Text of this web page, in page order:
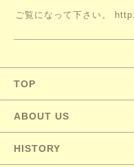
ご覧になって下さい。
TOP
ABOUT US
HISTORY